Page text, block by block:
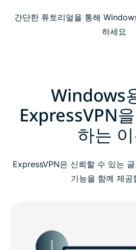
간단한 튜토리얼을 통해
하세요
Windows
ExpressVPN
하는
ExpressVPN은 신뢰할 수 있는
기능을 함께 제공